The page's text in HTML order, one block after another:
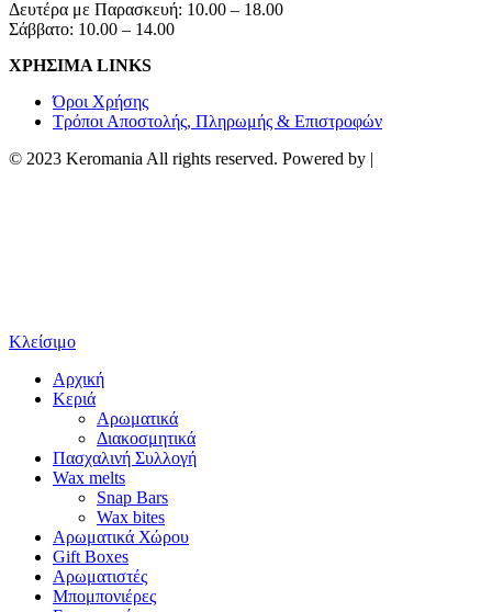
Δευτέρα με Παρασκευή: 10.00 – 18.00
Σάββατο: 10.00 – 14.00
ΧΡΗΣΙΜΑ LINKS
Όροι Χρήσης
Τρόποι Αποστολής, Πληρωμής & Επιστροφών
© 2023 Keromania All rights reserved. Powered by |
Κλείσιμο
Αρχική
Κεριά
Αρωματικά
Διακοσμητικά
Πασχαλινή Συλλογή
Wax melts
Snap Bars
Wax bites
Αρωματικά Χώρου
Gift Boxes
Αρωματιστές
Μπομπονιέρες